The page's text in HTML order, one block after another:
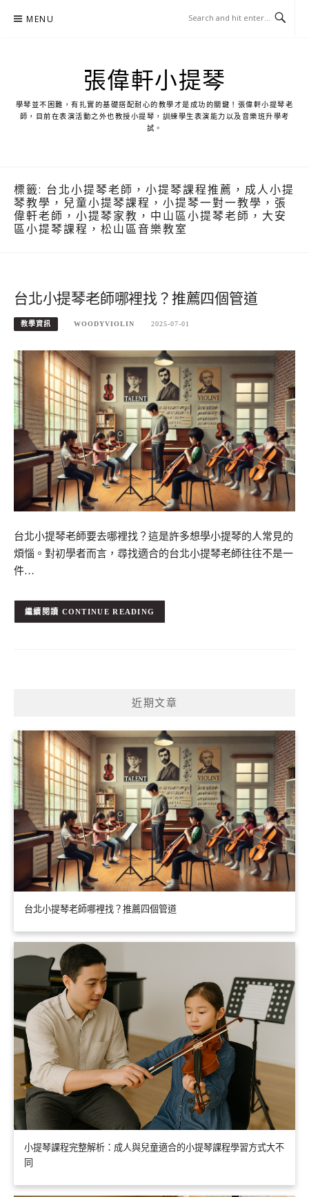
MENU
張偉軒小提琴
學琴並不困難，有扎實的基礎搭配耐心的教學才是成功的關鍵！張偉軒小提琴老
師，目前在表演活動之外也教授小提琴，訓練學生表演能力以及音樂班升學考
試。
標籤: 台北小提琴老師，小提琴課程推薦，成人小提
琴教學，兒童小提琴課程，小提琴一對一教學，張
偉軒老師，小提琴家教，中山區小提琴老師，大安
區小提琴課程，松山區音樂教室
台北小提琴老師哪裡找？推薦四個管道
教學資訊 WOODYVIOLIN 2025-07-01
台北小提琴老師要去哪裡找？這是許多想學小提琴的人常見的
煩惱。對初學者而言，尋找適合的台北小提琴老師往往不是一
件…
CONTINUE READING
近期文章
台北小提琴老師哪裡找？推薦四個管道
小提琴課程完整解析：成人與兒童適合的小提琴課程學習方式大不
同